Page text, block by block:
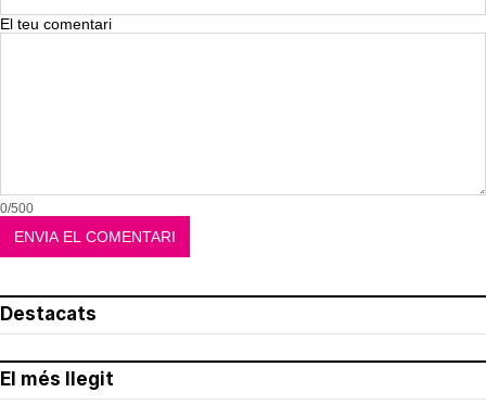
El teu comentari
0/500
Destacats
El més llegit